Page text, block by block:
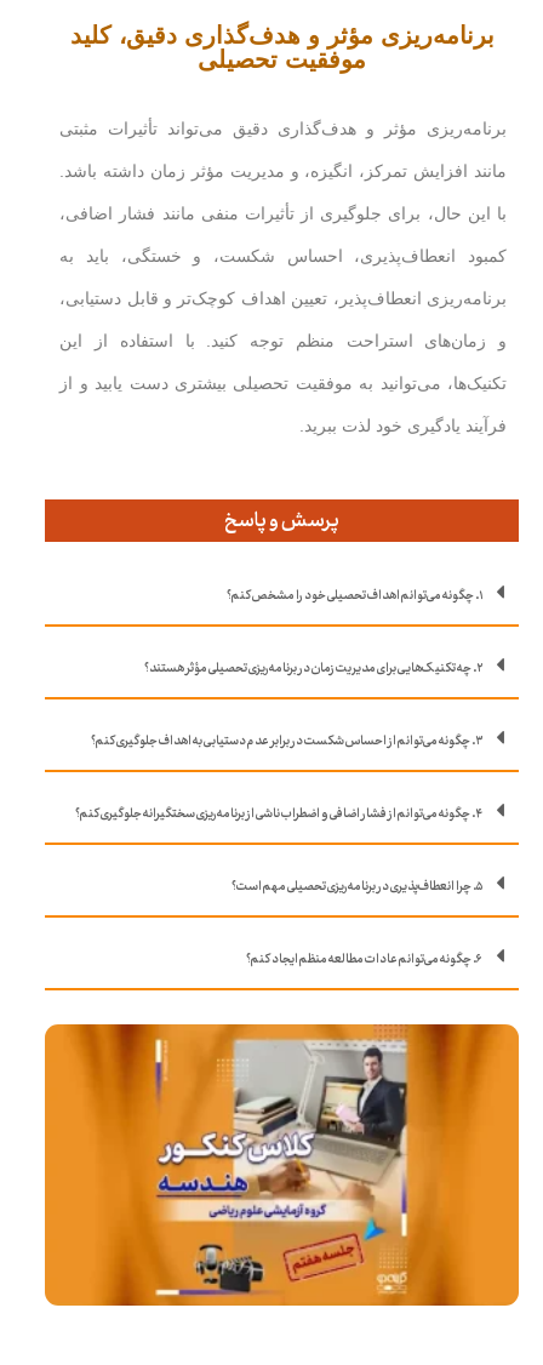
برنامه‌ریزی مؤثر و هدف‌گذاری دقیق، کلید
موفقیت تحصیلی
برنامه‌ریزی مؤثر و هدف‌گذاری دقیق می‌تواند تأثیرات مثبتی
مانند افزایش تمرکز، انگیزه، و مدیریت مؤثر زمان داشته باشد.
با این حال، برای جلوگیری از تأثیرات منفی مانند فشار اضافی،
کمبود انعطاف‌پذیری، احساس شکست، و خستگی، باید به
برنامه‌ریزی انعطاف‌پذیر، تعیین اهداف کوچک‌تر و قابل دستیابی،
و زمان‌های استراحت منظم توجه کنید. با استفاده از این
تکنیک‌ها، می‌توانید به موفقیت تحصیلی بیشتری دست یابید و از
فرآیند یادگیری خود لذت ببرید.
پرسش و پاسخ
۱. چگونه می‌توانم اهداف تحصیلی خود را مشخص کنم؟
۲. چه تکنیک‌هایی برای مدیریت زمان در برنامه‌ریزی تحصیلی مؤثر هستند؟
۳. چگونه می‌توانم از احساس شکست در برابر عدم دستیابی به اهداف جلوگیری کنم؟
۴. چگونه می‌توانم از فشار اضافی و اضطراب ناشی از برنامه‌ریزی سختگیرانه جلوگیری کنم؟
۵. چرا انعطاف‌پذیری در برنامه‌ریزی تحصیلی مهم است؟
۶. چگونه می‌توانم عادات مطالعه منظم ایجاد کنم؟